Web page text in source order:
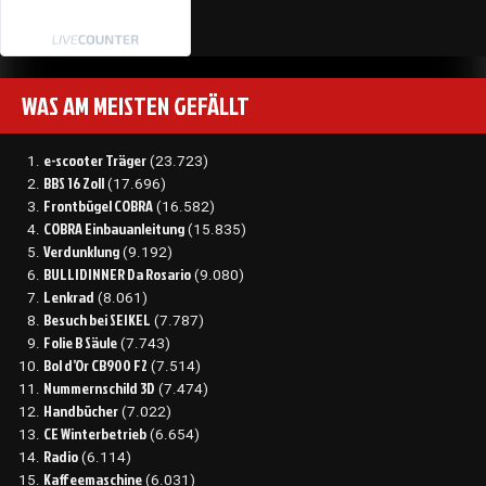
WAS AM MEISTEN GEFÄLLT
e-scooter Träger (23.723)
BBS 16 Zoll (17.696)
Frontbügel COBRA (16.582)
COBRA Einbauanleitung (15.835)
Verdunklung (9.192)
BULLIDINNER Da Rosario (9.080)
Lenkrad (8.061)
Besuch bei SEIKEL (7.787)
Folie B Säule (7.743)
Bol d’Or CB900 F2 (7.514)
Nummernschild 3D (7.474)
Handbücher (7.022)
CE Winterbetrieb (6.654)
Radio (6.114)
Kaffeemaschine (6.031)